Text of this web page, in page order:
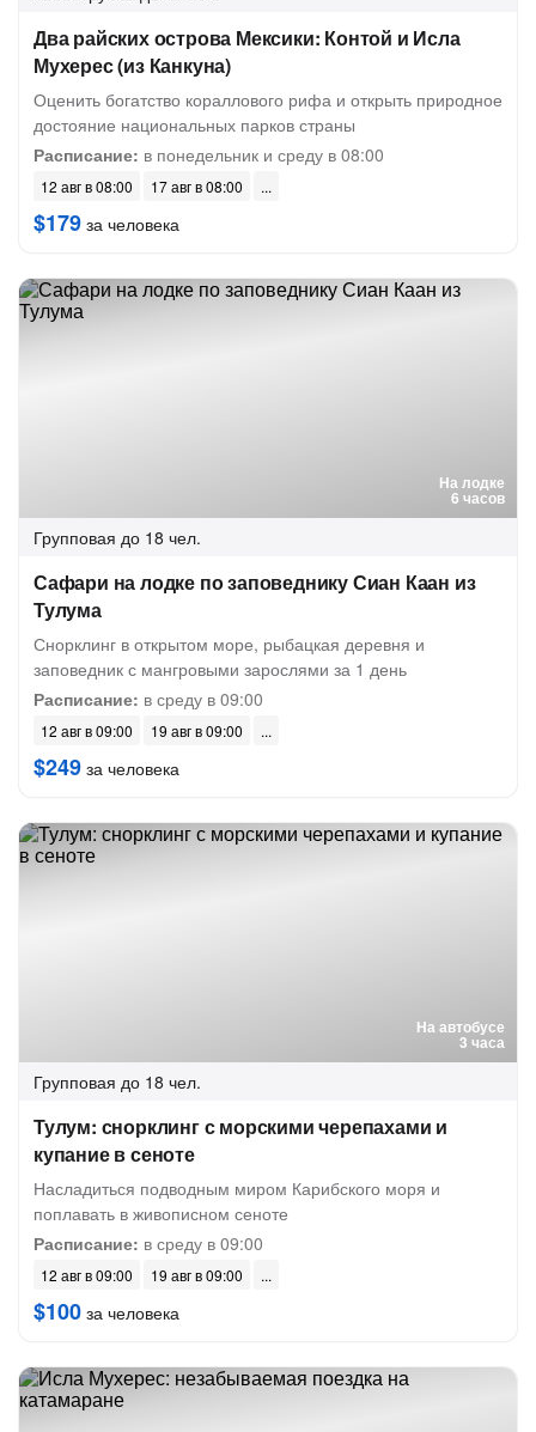
Два райских острова Мексики: Контой и Исла
Мухерес (из Канкуна)
Оценить богатство кораллового рифа и открыть природное
достояние национальных парков страны
Расписание: в понедельник и среду в 08:00
12 авг в 08:00 17 авг в 08:00
$179 за человека
На лодке
6 часов
Групповая до 18 чел.
Сафари на лодке по заповеднику Сиан Каан из
Тулума
Снорклинг в открытом море, рыбацкая деревня и
заповедник с мангровыми зарослями за 1 день
Расписание: в среду в 09:00
12 авг в 09:00 19 авг в 09:00
$249 за человека
На автобусе
3 часа
Групповая до 18 чел.
Тулум: снорклинг с морскими черепахами и
купание в сеноте
Насладиться подводным миром Карибского моря и
поплавать в живописном сеноте
Расписание: в среду в 09:00
12 авг в 09:00 19 авг в 09:00
$100 за человека